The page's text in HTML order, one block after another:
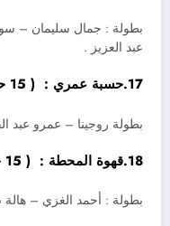
بطولة : جمال سليمان –
عبد العزيز .
17.حسبة عمري : ( 15 حلقة )
بطولة روجينا – عمرو عبد
18.قهوة المحطة : ( 15 حلقة )
بطولة : أحمد الغزي –